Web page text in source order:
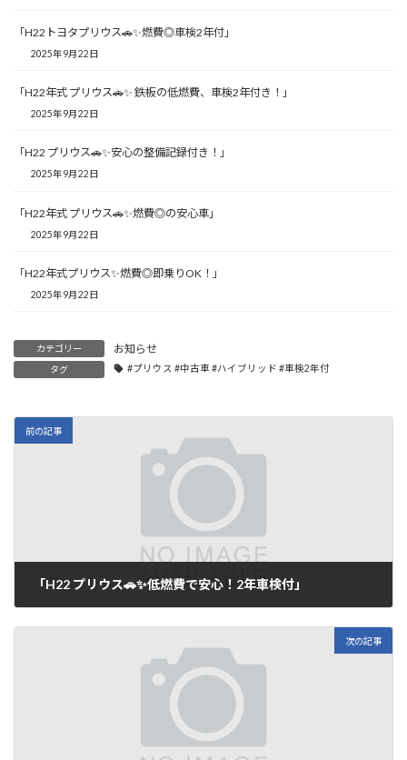
「H22トヨタプリウス🚗✨燃費◎車検2年付」
2025年9月22日
「H22年式 プリウス🚗✨ 鉄板の低燃費、車検2年付き！」
2025年9月22日
「H22 プリウス🚗✨安心の整備記録付き！」
2025年9月22日
「H22年式 プリウス🚗✨燃費◎の安心車」
2025年9月22日
「H22年式プリウス✨燃費◎即乗りOK！」
2025年9月22日
カテゴリー お知らせ
タグ #プリウス #中古車 #ハイブリッド #車検2年付
前の記事
「H22 プリウス🚗✨低燃費で安心！2年車検付」
次の記事